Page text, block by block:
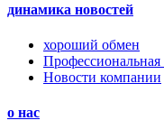
динамика новостей
хороший обмен
Новости компании
о нас